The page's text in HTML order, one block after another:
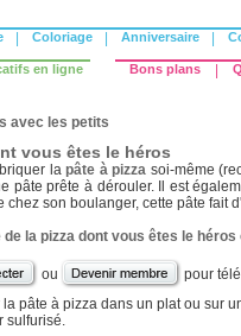
Coloriage Anniversaire
en ligne Bons plans
avec les petits
vous êtes le héros
lapâte à pizza soi-même
pâte prête à dérouler. Il est
chez son boulanger, cette pâte fait
de la pizza dont vous êtes le héros
ou
pour
la pâte à pizza dans un plat ou sur
sulfurisé.